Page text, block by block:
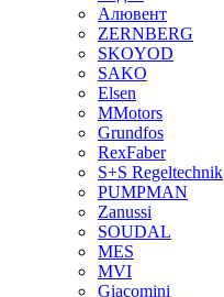
Алювент
ZERNBERG
SKOYOD
SAKO
Elsen
MMotors
Grundfos
RexFaber
S+S Regeltechnik
PUMPMAN
Zanussi
SOUDAL
MES
MVI
Giacomini